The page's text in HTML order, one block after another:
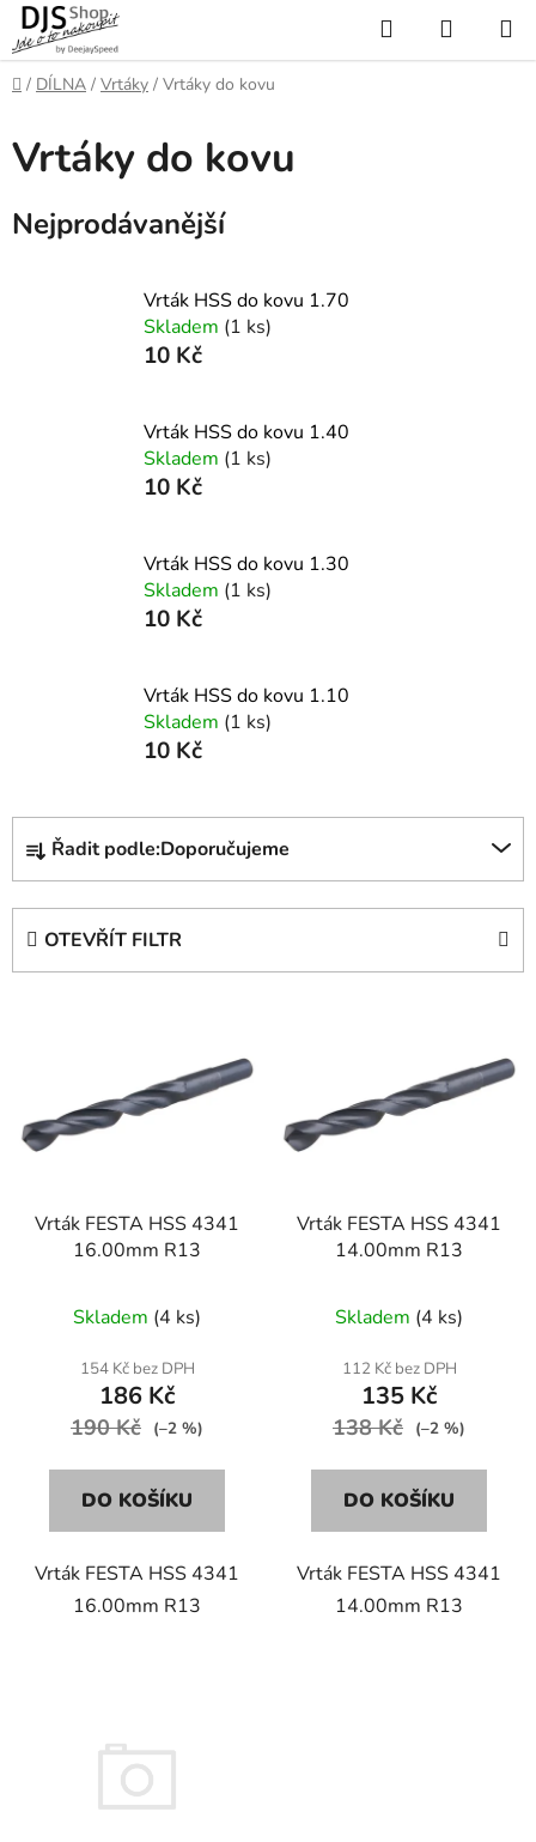
Přejít
na
obsah
Hledat
KOŠÍK
Domů
/ DÍLNA / Vrtáky / Vrtáky do kovu
Vrtáky do kovu
Nejprodávanější
Vrták HSS do kovu 1.70
Skladem (1 ks)
10 Kč
Vrták HSS do kovu 1.40
Skladem (1 ks)
10 Kč
Vrták HSS do kovu 1.30
Skladem (1 ks)
10 Kč
Vrták HSS do kovu 1.10
Skladem (1 ks)
10 Kč
Ř
z
u
Řadit podle:Doporučujeme
OTEVŘÍT FILTR
s
Vrták FESTA HSS 4341
16.00mm R13
Skladem (4 ks)
154 Kč bez DPH
186 Kč
190 Kč (–2 %)
DO KOŠÍKU
Vrták FESTA HSS 4341
16.00mm R13
Vrták FESTA HSS 4341
14.00mm R13
Skladem (4 ks)
112 Kč bez DPH
135 Kč
138 Kč (–2 %)
DO KOŠÍKU
Vrták FESTA HSS 4341
14.00mm R13